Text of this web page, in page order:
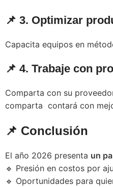
📌 3. Optimizar
Capacita equipos en
📌 4. Trabaje con
Comparta con su
comparta contará con
📌 Conclusión
El año 2026 presenta un
🔹 Presión en costos por
🔹 Oportunidades para